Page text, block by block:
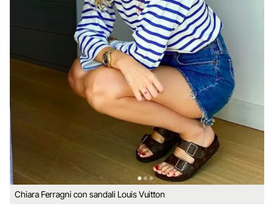
Chiara Ferragni con sandali Louis Vuitton